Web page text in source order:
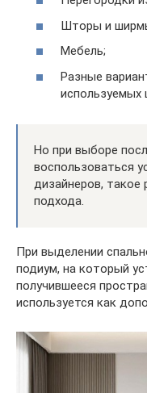
Шторы и
Мебель;
Разные
используемых
Но при выборе
воспользоваться
дизайнеров, такое
подхода.
При выделении
подиум, на который
получившееся
используется как